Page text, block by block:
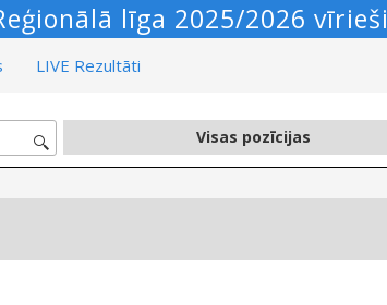
līga 2025/2026 vīrieši
LIVE Rezultāti